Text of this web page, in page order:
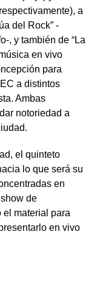
a
del Rock” -
, y también de “La
en vivo
para
a distintos
Ambas
notoriedad a
el quinteto
lo que será su
en
de
el material para
en vivo